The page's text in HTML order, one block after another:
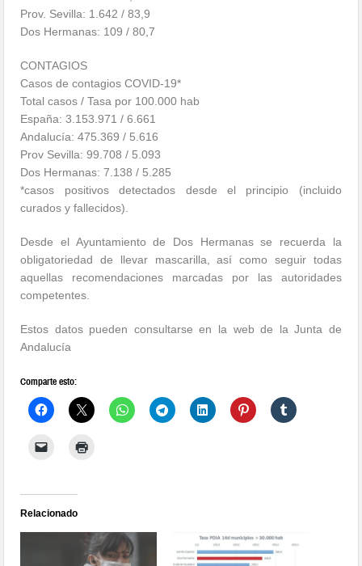
Prov. Sevilla: 1.642 / 83,9
Dos Hermanas: 109 / 80,7
CONTAGIOS
Casos de contagios COVID-19*
Total casos / Tasa por 100.000 hab
España: 3.153.971 / 6.661
Andalucía: 475.369 / 5.616
Prov Sevilla: 99.708 / 5.093
Dos Hermanas: 7.138 / 5.285
*casos positivos detectados desde el principio (incluido
curados y fallecidos).
Desde el Ayuntamiento de Dos Hermanas se recuerda la
obligatoriedad de llevar mascarilla, así como seguir todas
aquellas recomendaciones marcadas por las autoridades
competentes.
Estos datos pueden consultarse en la web de la Junta de
Andalucía
Comparte esto:
Relacionado